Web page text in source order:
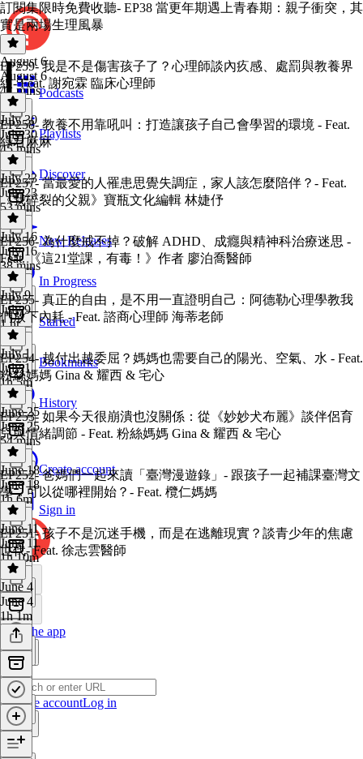
Podcasts
Playlists
Discover
New Releases
In Progress
Starred
Bookmarks
History
Create account
Sign in
Get the app
Create accountLog in
訂閱集限時免費收聽- EP38 當更年期遇上青春期：親子衝突，其
實是兩場生理風暴
August 6
August 6
41 mins
EP259- 我是不是傷害孩子了？心理師談內疚感、處罰與教養界
線- Feat. 謝宛霖 臨床心理師
July 30
July 30
45 mins
EP258- 教養不用靠吼叫：打造讓孩子自己會學習的環境 - Feat.
綠君麻麻
July 23
July 23
53 mins
EP257- 當最愛的人罹患思覺失調症，家人該怎麼陪伴？- Feat.
《我碎裂的父親》寶瓶文化編輯 林婕伃
July 16
July 16
38 mins
EP256- 為什麼戒不掉？破解 ADHD、成癮與精神科治療迷思 -
Feat. 《這21堂課，有毒！》作者 廖泊喬醫師
July 9
July 9
1 hr
EP255- 真正的自由，是不用一直證明自己：阿德勒心理學教我
們放下內耗 - Feat. 諮商心理師 海蒂老師
July 1
July 1
1h 5m
EP254- 越付出越委屈？媽媽也需要自己的陽光、空氣、水 - Feat.
粉絲媽媽 Gina & 耀西 & 宅心
June 25
June 25
54 mins
EP253- 如果今天很崩潰也沒關係：從《妙妙犬布麗》談伴侶育
兒與情緒調節 - Feat. 粉絲媽媽 Gina & 耀西 & 宅心
June 18
June 18
1h 6m
EP252- 爸媽們一起來讀「臺灣漫遊錄」- 跟孩子一起補課臺灣文
學，可以從哪裡開始？- Feat. 欖仁媽媽
June 11
June 11
1h 10m
EP251- 孩子不是沉迷手機，而是在逃離現實？談青少年的焦慮
世代- Feat. 徐志雲醫師
June 4
June 4
1h 1m